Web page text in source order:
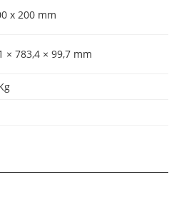
x 200 mm
× 783,4 × 99,7 mm